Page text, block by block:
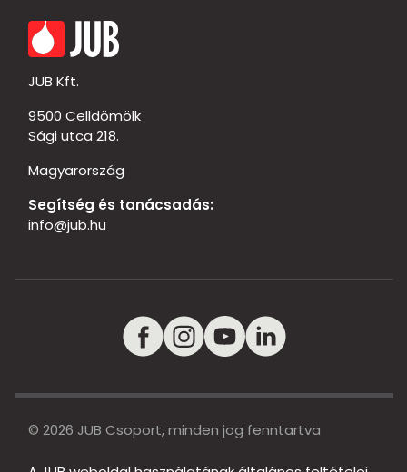
JUB Kft.
9500 Celldömölk
Sági utca 218.
Magyarország
Segítség és tanácsadás:
info@jub.hu
© 2026 JUB Csoport, minden jog fenntartva